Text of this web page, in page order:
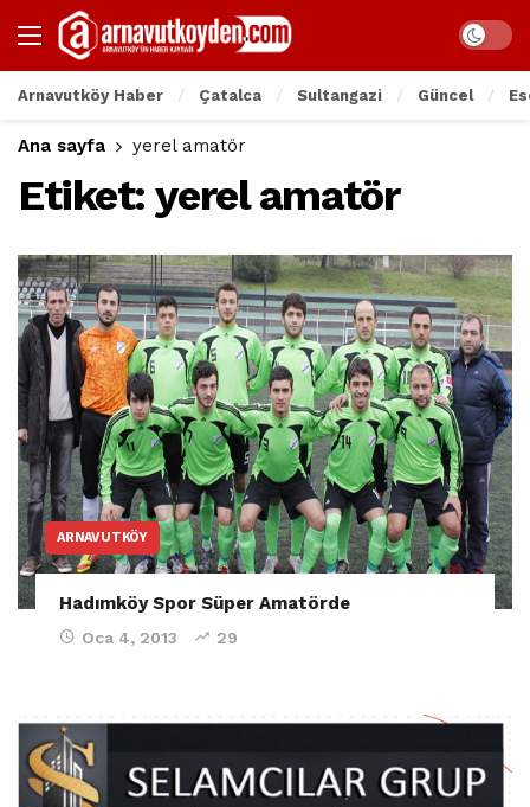
Arnavutköy Haber Çatalca Sultangazi Güncel
Ana sayfa yerel amatör
Etiket:yerel amatör
ARNAVUTKÖY
Hadımköy Spor Süper Amatörde
Oca 4, 2013 29